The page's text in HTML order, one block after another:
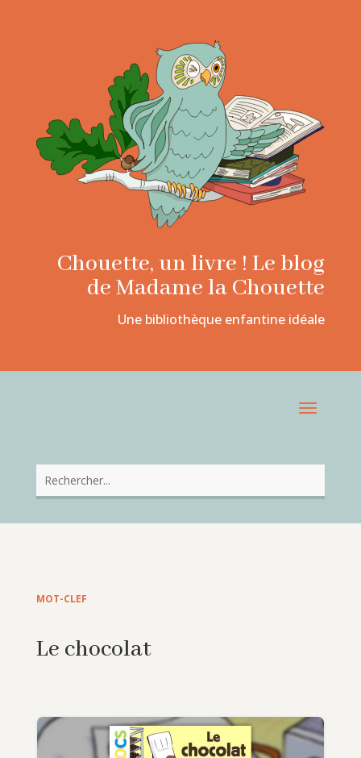
Chouette, un livre ! Le blog
de Madame la Chouette
Une bibliothèque enfantine idéale
MOT-CLEF
Le chocolat